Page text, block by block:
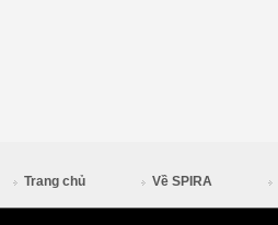
Trang chủ Về SPIRA